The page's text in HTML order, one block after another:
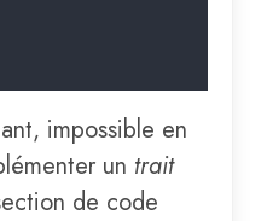
impossible en
un trait
de code